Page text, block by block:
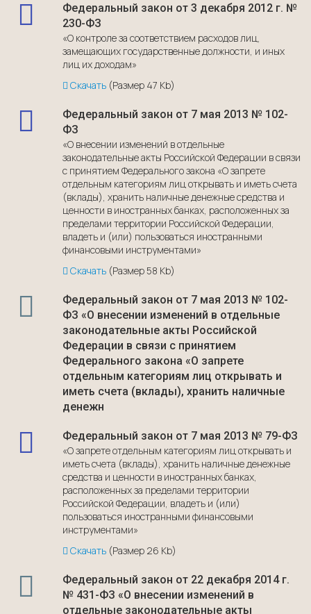
Федеральный закон от 3 декабря 2012 г. №
230-ФЗ
«О контроле за соответствием расходов лиц,
замещающих государственные должности, и иных
лиц их доходам»
Скачать(Размер 47 Kb)
Федеральный закон от 7 мая 2013 № 102-
ФЗ
«О внесении изменений в отдельные
законодательные акты Российской Федерации в связи
с принятием Федерального закона «О запрете
отдельным категориям лиц открывать и иметь счета
(вклады), хранить наличные денежные средства и
ценности в иностранных банках, расположенных за
пределами территории Российской Федерации,
владеть и (или) пользоваться иностранными
финансовыми инструментами»
Скачать(Размер 58 Kb)
Федеральный закон от 7 мая 2013 № 102-
ФЗ «О внесении изменений в отдельные
законодательные акты Российской
Федерации в связи с принятием
Федерального закона «О запрете
отдельным категориям лиц открывать и
иметь счета (вклады), хранить наличные
денежн
Федеральный закон от 7 мая 2013 № 79-ФЗ
«О запрете отдельным категориям лиц открывать и
иметь счета (вклады), хранить наличные денежные
средства и ценности в иностранных банках,
расположенных за пределами территории
Российской Федерации, владеть и (или)
пользоваться иностранными финансовыми
инструментами»
Скачать(Размер 26 Kb)
Федеральный закон от 22 декабря 2014 г.
№ 431-ФЗ «О внесении изменений в
отдельные законодательные акты